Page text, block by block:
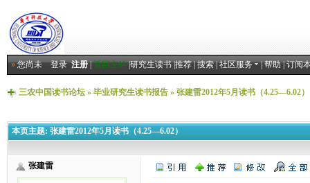
»您尚未登录 注册|返回主站|研究生读书|推荐|搜索|社区服务 |帮助|订阅
三农中国读书论坛» 毕业研究生读书报告» 张建雷2012年5月读书（4.25—6.02）
本页主题: 张建雷2012年5月读书（4.25—6.02）
张建雷